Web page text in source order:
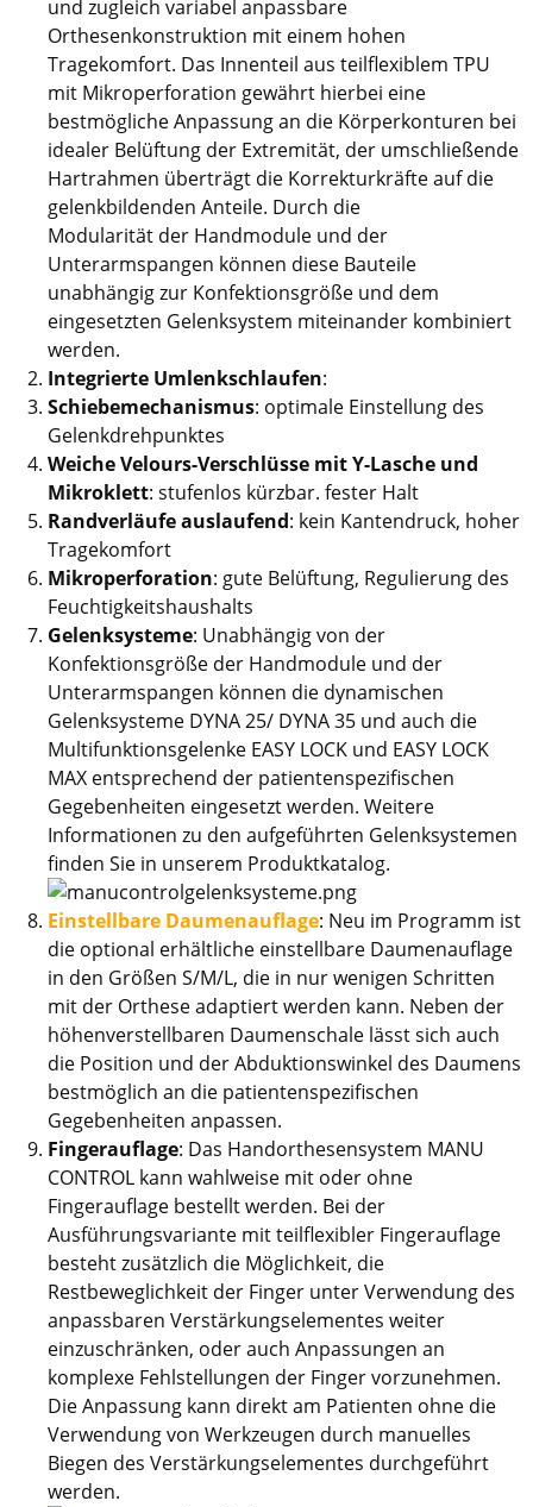
und zugleich variabel anpassbare
Orthesenkonstruktion mit einem hohen
Tragekomfort. Das Innenteil aus teilflexiblem TPU
mit Mikroperforation gewährt hierbei eine
bestmögliche Anpassung an die Körperkonturen bei
idealer Belüftung der Extremität, der umschließende
Hartrahmen überträgt die Korrekturkräfte auf die
gelenkbildenden Anteile. Durch die
Modularität der Handmodule und der
Unterarmspangen können diese Bauteile
unabhängig zur Konfektionsgröße und dem
eingesetzten Gelenksystem miteinander kombiniert
werden.
Integrierte Umlenkschlaufen:
Schiebemechanismus: optimale Einstellung des
Gelenkdrehpunktes
Weiche Velours-Verschlüsse mit Y-Lasche und
Mikroklett: stufenlos kürzbar. fester Halt
Randverläufe auslaufend: kein Kantendruck, hoher
Tragekomfort
Mikroperforation: gute Belüftung, Regulierung des
Feuchtigkeitshaushalts
Gelenksysteme: Unabhängig von der
Konfektionsgröße der Handmodule und der
Unterarmspangen können die dynamischen
Gelenksysteme DYNA 25/ DYNA 35 und auch die
Multifunktionsgelenke EASY LOCK und EASY LOCK
MAX entsprechend der patientenspezifischen
Gegebenheiten eingesetzt werden. Weitere
Informationen zu den aufgeführten Gelenksystemen
finden Sie in unserem Produktkatalog.
Einstellbare Daumenauflage: Neu im Programm ist
die optional erhältliche einstellbare Daumenauflage
in den Größen S/M/L, die in nur wenigen Schritten
mit der Orthese adaptiert werden kann. Neben der
höhenverstellbaren Daumenschale lässt sich auch
die Position und der Abduktionswinkel des Daumens
bestmöglich an die patientenspezifischen
Gegebenheiten anpassen.
Fingerauflage: Das Handorthesensystem MANU
CONTROL kann wahlweise mit oder ohne
Fingerauflage bestellt werden. Bei der
Ausführungsvariante mit teilflexibler Fingerauflage
besteht zusätzlich die Möglichkeit, die
Restbeweglichkeit der Finger unter Verwendung des
anpassbaren Verstärkungselementes weiter
einzuschränken, oder auch Anpassungen an
komplexe Fehlstellungen der Finger vorzunehmen.
Die Anpassung kann direkt am Patienten ohne die
Verwendung von Werkzeugen durch manuelles
Biegen des Verstärkungselementes durchgeführt
werden.